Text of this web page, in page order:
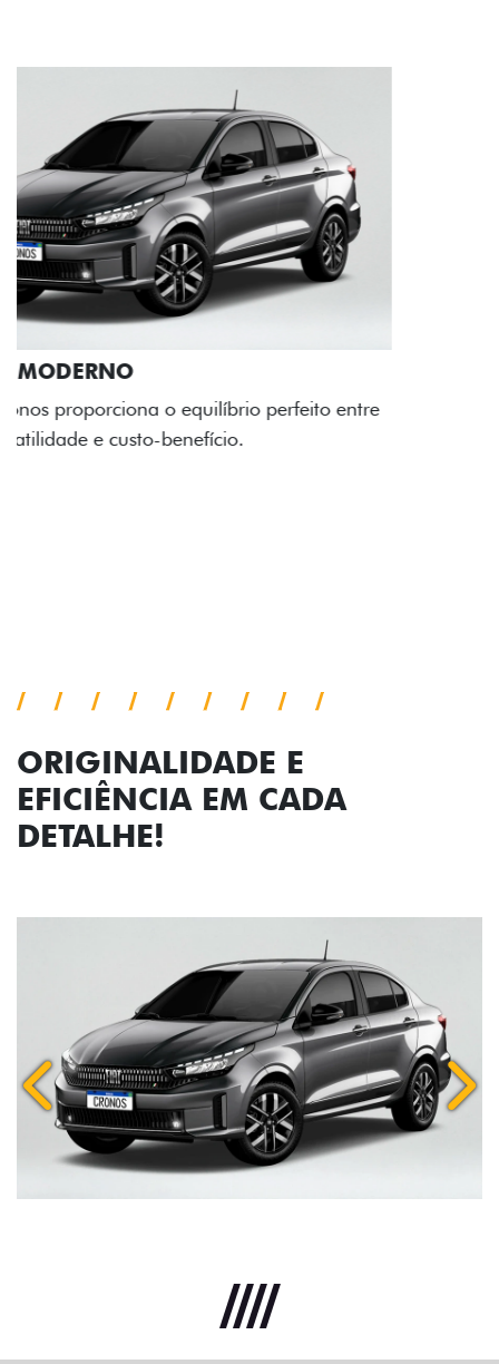
RODAS DE LIGA-LEVE
As rodas de liga leve com desenho dinâmico e
acabamento diamantado elevam o estilo do Fiat
ORIGINALIDADE E
EFICIÊNCIA EM CADA
DETALHE!
Anterior